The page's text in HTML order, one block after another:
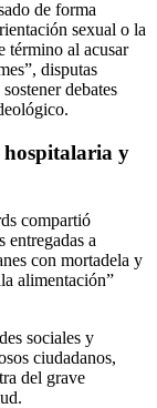
de forma
sexual o la
término al acusar
disputas
debates
hospitalaria y
compartió
entregadas a
con mortadela y
alimentación”
sociales y
ciudadanos,
del grave